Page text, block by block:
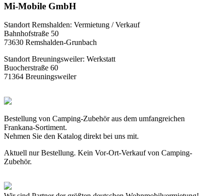
Mi-Mobile GmbH
Standort Remshalden: Vermietung / Verkauf
Bahnhofstraße 50
73630 Remshalden-Grunbach
Standort Breuningsweiler: Werkstatt
Buocherstraße 60
71364 Breuningsweiler
Bestellung von Camping-Zubehör aus dem umfangreichen
Frankana-Sortiment.
Nehmen Sie den Katalog direkt bei uns mit.
Aktuell nur Bestellung. Kein Vor-Ort-Verkauf von Camping-
Zubehör.